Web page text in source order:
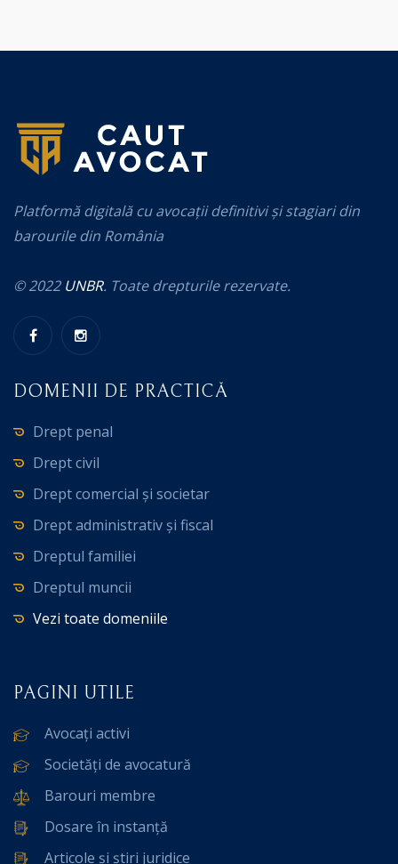
Platformă digitală cu avocații definitivi și stagiari din
barourile din România
© 2022 UNBR. Toate drepturile rezervate.
DOMENII DE PRACTICĂ
Drept penal
Drept civil
Drept comercial și societar
Drept administrativ și fiscal
Dreptul familiei
Dreptul muncii
Vezi toate domeniile
PAGINI UTILE
Avocați activi
Societăți de avocatură
Barouri membre
Dosare în instanță
Articole și știri juridice